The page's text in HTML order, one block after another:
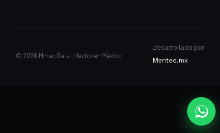
© 2026 Mmac Bats · Hecho en México
Desarrollado por
Menteo.mx